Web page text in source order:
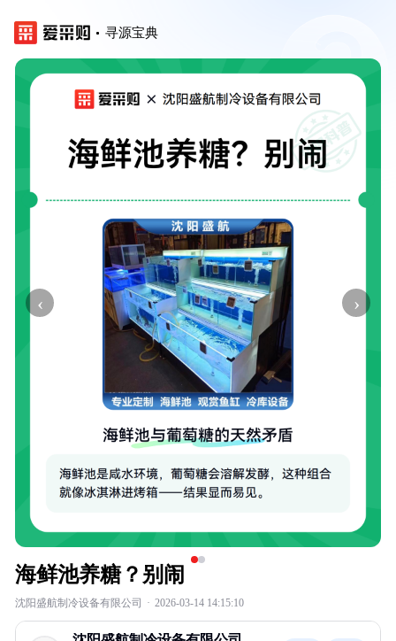
寻源宝典
‹ ›
海鲜池养糖？别闹
沈阳盛航制冷设备有限公司 · 2026-03-14 14:15:10